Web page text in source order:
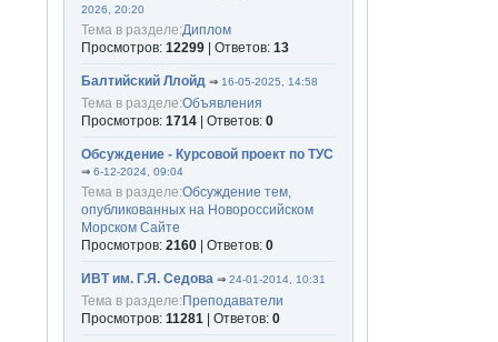
2026, 20:20
Тема в разделе:Диплом
Просмотров:12299 | Ответов:13
Балтийский Ллойд ⇒16-05-2025, 14:58
Тема в разделе:Объявления
Просмотров:1714 | Ответов:0
Обсуждение - Курсовой проект по ТУС
⇒6-12-2024, 09:04
Тема в разделе:Обсуждение тем,
опубликованных на Новороссийском
Морском Сайте
Просмотров:2160 | Ответов:0
ИВТ им. Г.Я. Седова ⇒24-01-2014, 10:31
Тема в разделе:Преподаватели
Просмотров:11281 | Ответов:0